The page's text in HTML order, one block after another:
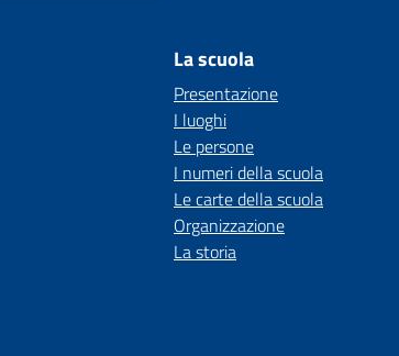
La scuola
Presentazione
I luoghi
Le persone
I numeri della scuola
Le carte della scuola
Organizzazione
La storia